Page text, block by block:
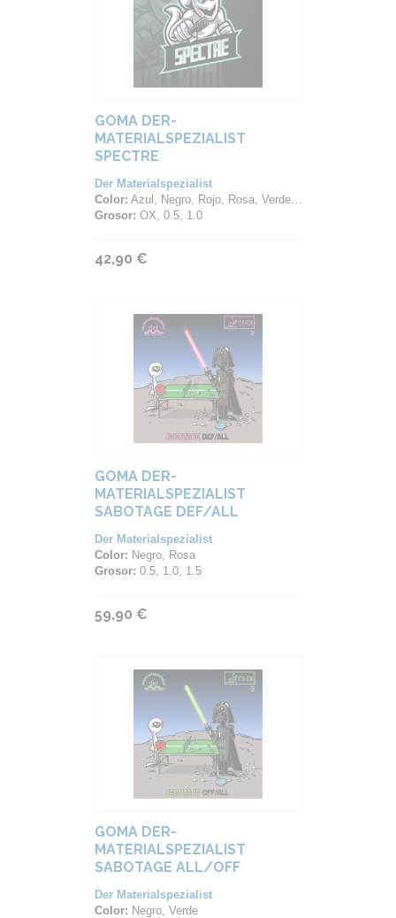
GOMA DER-
MATERIALSPEZIALIST
SPECTRE
Der Materialspezialist
Color: Azul, Negro, Rojo, Rosa, Verde, Violeta
Grosor: OX, 0.5, 1.0
42,90 €
GOMA DER-
MATERIALSPEZIALIST
SABOTAGE DEF/ALL
Der Materialspezialist
Color: Negro, Rosa
Grosor: 0.5, 1.0, 1.5
59,90 €
GOMA DER-
MATERIALSPEZIALIST
SABOTAGE ALL/OFF
Der Materialspezialist
Color: Negro, Verde